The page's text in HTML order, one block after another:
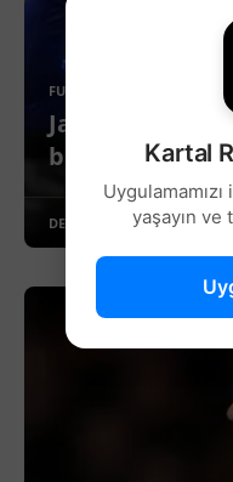
FUTBOL
Jadon
belli oldu!
DEVAMINI OKU
Kartal
yaşayın